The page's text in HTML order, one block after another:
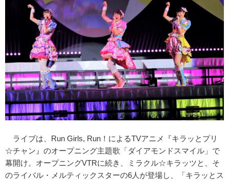
ライブは、Run Girls, Run！によるTVアニメ『キラッとプリ
☆チャン』のオープニング主題歌「ダイアモンドスマイル」で
幕開け。オープニングVTRに続き、ミラクル☆キラッツと、そ
のライバル・メルティックスターの6人が登場し、「キラッとス